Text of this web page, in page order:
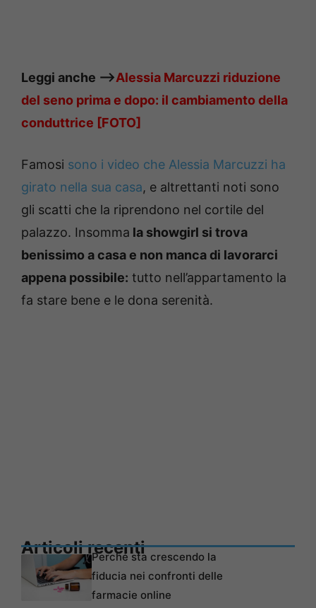
Leggi anche —->Alessia Marcuzzi riduzione
del seno prima e dopo: il cambiamento della
conduttrice [FOTO]
Famosi sono i video che Alessia Marcuzzi ha
girato nella sua casa, e altrettanti noti sono
gli scatti che la riprendono nel cortile del
palazzo. Insomma la showgirl si trova
benissimo a casa e non manca di lavorarci
appena possibile: tutto nell’appartamento la
fa stare bene e le dona serenità.
Articoli recentiPerché sta crescendo la
fiducia nei confronti delle
farmacie online